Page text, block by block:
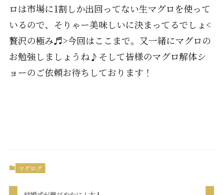
ロは市場に1割しか出回ってない生マグロを使って
いるので、そりゃー美味しいに決まってるでしょ<
贅沢の極み♬>今回はここまで。又一緒にマグロの
お勉強しましょうね♪そして皆様のマグロ解体シ
ョーのご依頼お待ちしております！
マグログ